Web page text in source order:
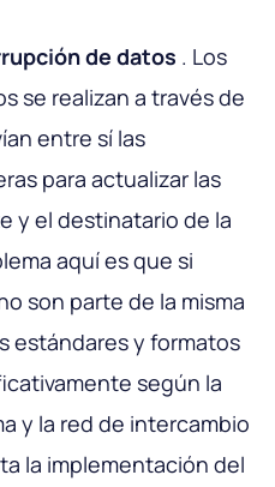
de datos . Los
se realizan a través de
entre sí las
para actualizar las
y el destinatario de la
aquí es que si
son parte de la misma
estándares y formatos
según la
y la red de intercambio
la implementación del